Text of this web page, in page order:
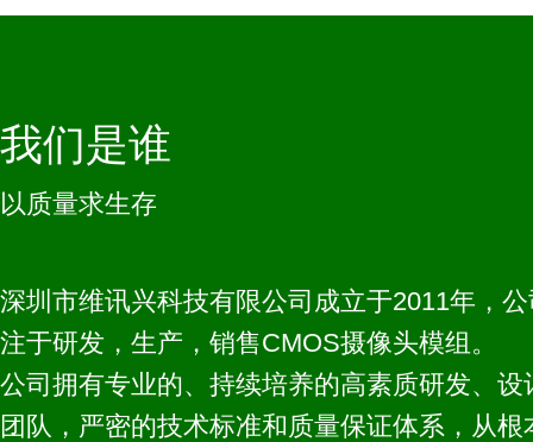
我们是谁
以质量求生存
深圳市维讯兴科技有限公司成立于2011年，
注于研发，生产，销售CMOS摄像头模组。
公司拥有专业的、持续培养的高素质研发、设
团队，严密的技术标准和质量保证体系，从根